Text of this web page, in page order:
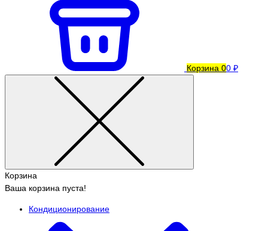
Корзина 00 ₽
Корзина
Ваша корзина пуста!
Кондиционирование